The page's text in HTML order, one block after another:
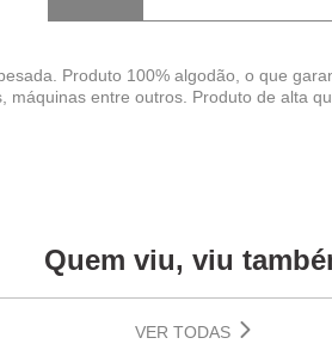
Produto 100% algodão, o que
entre outros. Produto de alta
Quem viu, viu
VER TODAS